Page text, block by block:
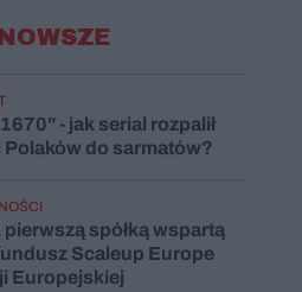
- jak serial rozpalił
Polaków do sarmatów?
pierwszą spółką wspartą
Scaleup Europe
Europejskiej